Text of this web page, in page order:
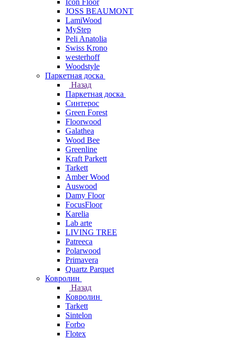
Icon Floor
JOSS BEAUMONT
LamiWood
MyStep
Peli Anatolia
Swiss Krono
westerhoff
Woodstyle
Паркетная доска
Назад
Паркетная доска
Синтерос
Green Forest
Floorwood
Galathea
Wood Bee
Greenline
Kraft Parkett
Tarkett
Amber Wood
Auswood
Damy Floor
FocusFloor
Karelia
Lab arte
LIVING TREE
Patreeca
Polarwood
Primavera
Quartz Parquet
Ковролин
Назад
Ковролин
Tarkett
Sintelon
Forbo
Flotex